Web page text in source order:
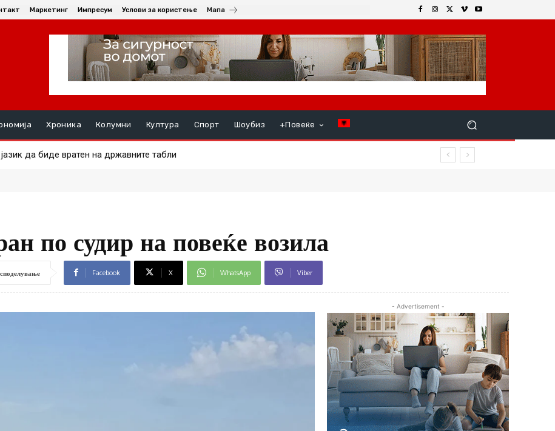
Маркетинг Импресум Услови за користење Мапа
Хроника Колумни Култура Спорт Шоубиз +Повеќе
да биде вратен на државните табли
на ДУИ и на Алијанса нема Бадентер за законите за високо образование
по судир на повеќе возила
споделување Facebook X WhatsApp Viber
- Advertisement -